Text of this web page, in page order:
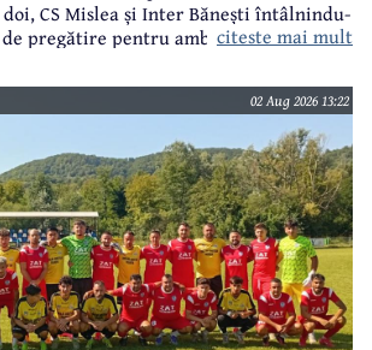
CS Mislea și Inter Bănești întâlnindu-
pregătire pentru ambele formații.
citeste mai mult
02 Aug 2026 13:22